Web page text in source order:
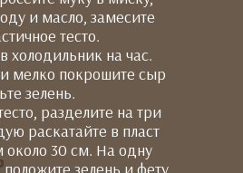
и масло, замесите
тесто.
холодильник на час.
мелко покрошите сыр
зелень.
разделите на три
раскатайте в пласт
30 см. На одну